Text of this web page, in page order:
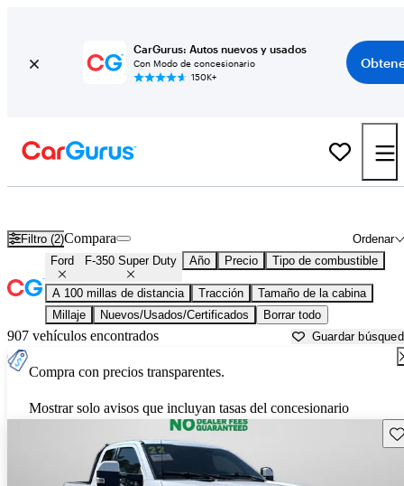
CarGurus: Autos nuevos y usados
Con Modo de concesionario
150K+
Filtro (2) Ordenar
Compara
Ford F-350 Super Duty Año Precio Tipo de combustible
A 100 millas de distancia Tracción
Tamaño de la cabina
Millaje
Nuevos/Usados/Certificados Borrar todo
907 vehículos encontrados Guardar
Compra con precios transparentes.
Mostrar solo avisos que incluyan tasas del concesionario